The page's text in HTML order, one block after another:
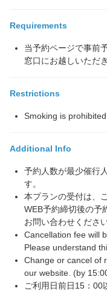
Requirements
当予約ページで事前
窓口にお越しいただ
Restrictions
Smoking is
Additional Info
予約人数が最少催行
す。
本プランの受付は、
WEB予約締切後の予
お問い合わせください
Cancellation fee will
Please understand
Change or cancel of
our website. (by
ご利用日前日15：00